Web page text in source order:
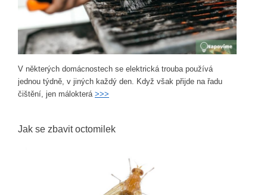
V některých domácnostech se elektrická trouba používá
jednou týdně, v jiných každý den. Když však přijde na řadu
čištění, jen málokterá >>>
Jak se zbavit octomilek